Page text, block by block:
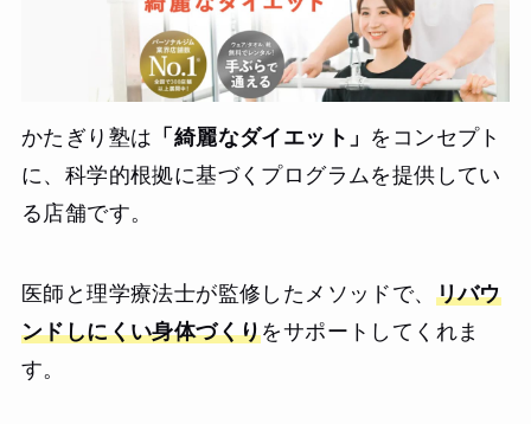
かたぎり塾は 「綺麗なダイエット」 をコンセプト
に、科学的根拠に基づくプログラムを提供してい
る店舗です。
医師と理学療法士が監修したメソッドで、 リバウ
ンドしにくい身体づくりをサポートしてくれま
す。